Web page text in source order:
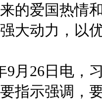
的爱国热情
大动力，以
26日电，
指示强调，